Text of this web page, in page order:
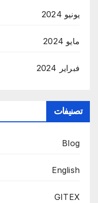
يونيو 2024
مايو 2024
فبراير 2024
تصنيفات
Blog
English
GITEX